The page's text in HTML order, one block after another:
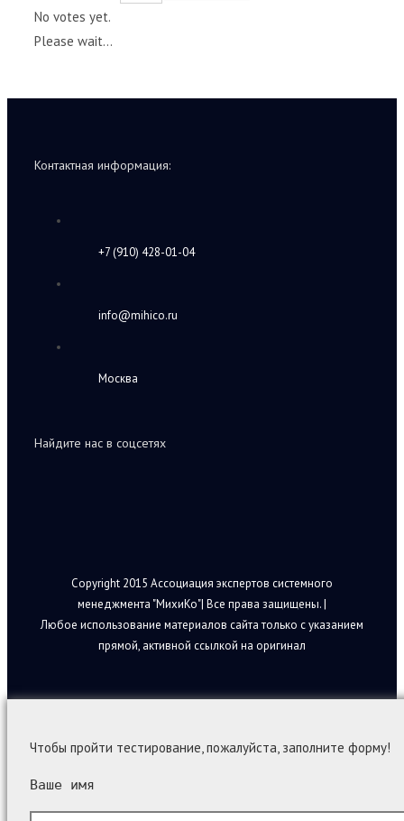
No votes yet.
Please wait...
Контактная информация:
+7 (910) 428-01-04
info@mihico.ru
Москва
Найдите нас в соцсетях
Copyright 2015 Ассоциация экспертов системного
менеджмента "МихиКо"| Все права защищены. |
Любое использование материалов сайта только с указанием
прямой, активной ссылкой на оригинал
Чтобы пройти тестирование, пожалуйста, заполните форму!
Ваше имя